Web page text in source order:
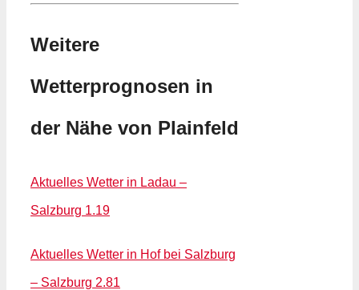
Weitere
Wetterprognosen in
der Nähe von Plainfeld
Aktuelles Wetter in Ladau –
Salzburg 1.19
Aktuelles Wetter in Hof bei Salzburg
– Salzburg 2.81